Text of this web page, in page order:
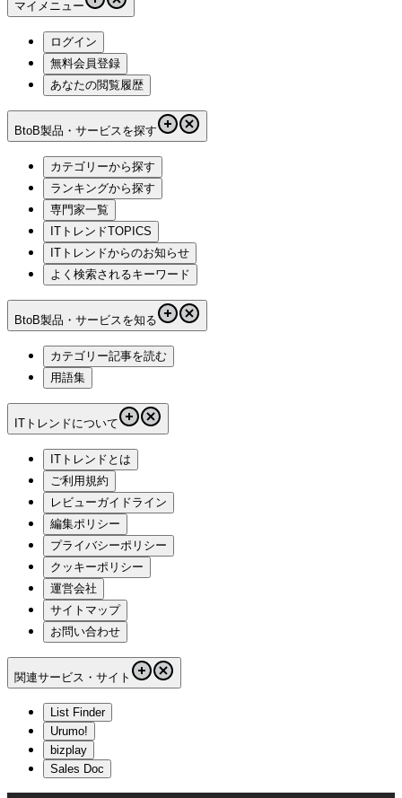
マイメニュー
ログイン
無料会員登録
あなたの閲覧履歴
BtoB製品・サービスを探す
カテゴリーから探す
ランキングから探す
専門家一覧
ITトレンドTOPICS
ITトレンドからのお知らせ
よく検索されるキーワード
BtoB製品・サービスを知る
カテゴリー記事を読む
用語集
ITトレンドについて
ITトレンドとは
ご利用規約
レビューガイドライン
編集ポリシー
プライバシーポリシー
クッキーポリシー
運営会社
サイトマップ
お問い合わせ
関連サービス・サイト
List Finder
Urumo!
bizplay
Sales Doc